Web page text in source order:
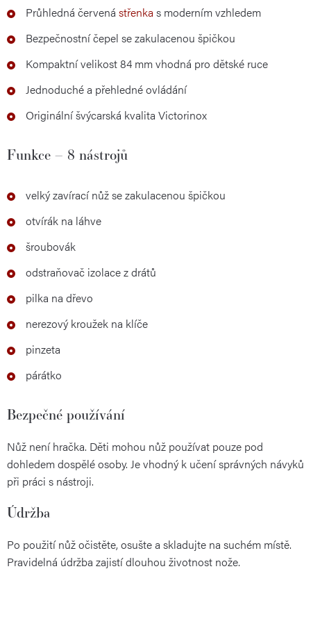
Průhledná červená střenka s moderním vzhledem
Bezpečnostní čepel se zakulacenou špičkou
Kompaktní velikost 84 mm vhodná pro dětské ruce
Jednoduché a přehledné ovládání
Originální švýcarská kvalita Victorinox
Funkce – 8 nástrojů
velký zavírací nůž se zakulacenou špičkou
otvírák na láhve
šroubovák
odstraňovač izolace z drátů
pilka na dřevo
nerezový kroužek na klíče
pinzeta
párátko
Bezpečné používání
Nůž není hračka. Děti mohou nůž používat pouze pod
dohledem dospělé osoby. Je vhodný k učení správných návyků
při práci s nástroji.
Údržba
Po použití nůž očistěte, osušte a skladujte na suchém místě.
Pravidelná údržba zajistí dlouhou životnost nože.